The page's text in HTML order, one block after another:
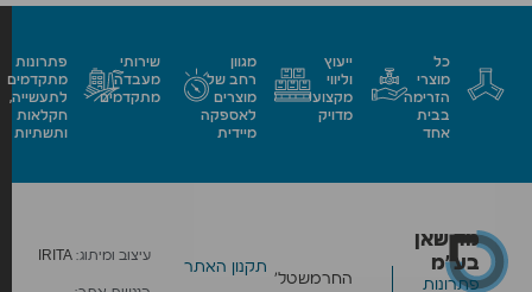
כל
מוצרי
הזרימה
בבית
אחד
ייעוץ
וליווי
מקצועי
מדויק
מגוון
רחב של
מוצרים
לאספקה
מיידית
שירותי
מעבדה
מתקדמים
פתרונות
מתקדמים
לתעשייה,
חקלאות
ותשתיות
מד שאן
בע״מ
פתרונות החרמשטל׳
תקנון האתר
עיצוב ומיתוג: IRITA